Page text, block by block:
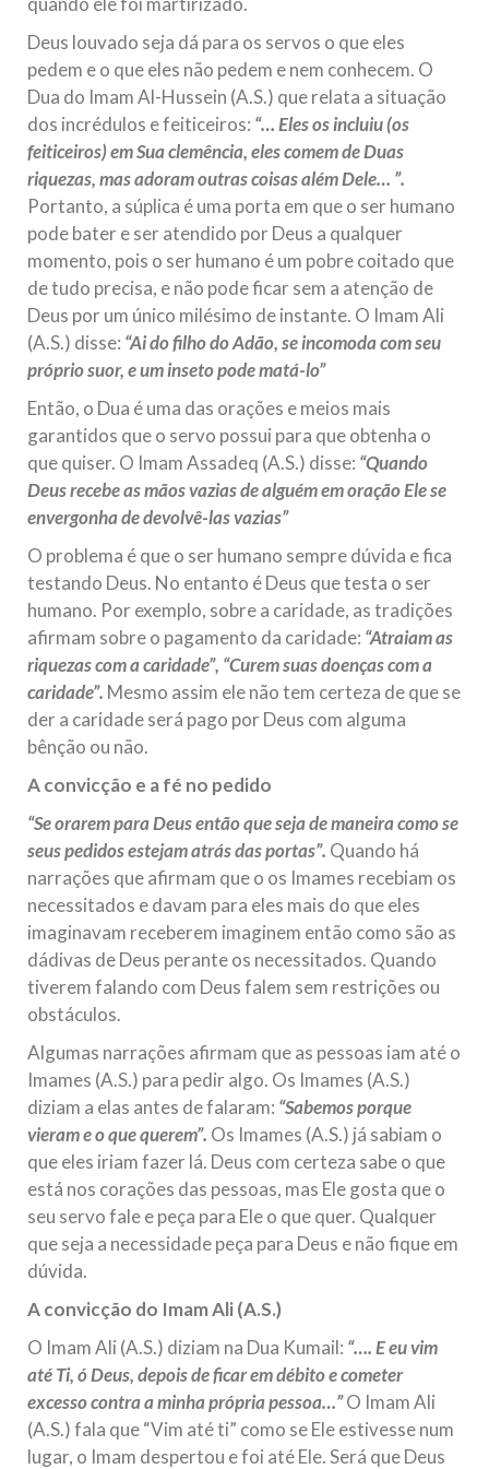
Deus louvado seja dá para os servos o que eles
pedem e o que eles não pedem e nem conhecem. O
Dua do Imam Al-Hussein (A.S.) que relata a situação
dos incrédulos e feiticeiros: “… Eles os incluiu (os
feiticeiros) em Sua clemência, eles comem de Duas
riquezas, mas adoram outras coisas além Dele… ”.
Portanto, a súplica é uma porta em que o ser humano
pode bater e ser atendido por Deus a qualquer
momento, pois o ser humano é um pobre coitado que
de tudo precisa, e não pode ficar sem a atenção de
Deus por um único milésimo de instante. O Imam Ali
(A.S.) disse: “Ai do filho do Adão, se incomoda com seu
próprio suor, e um inseto pode matá-lo”
Então, o Dua é uma das orações e meios mais
garantidos que o servo possui para que obtenha o
que quiser. O Imam Assadeq (A.S.) disse: “Quando
Deus recebe as mãos vazias de alguém em oração Ele se
envergonha de devolvê-las vazias”
O problema é que o ser humano sempre dúvida e fica
testando Deus. No entanto é Deus que testa o ser
humano. Por exemplo, sobre a caridade, as tradições
afirmam sobre o pagamento da caridade: “Atraiam as
riquezas com a caridade”, “Curem suas doenças com a
caridade”. Mesmo assim ele não tem certeza de que se
der a caridade será pago por Deus com alguma
bênção ou não.
A convicção e a fé no pedido
“Se orarem para Deus então que seja de maneira como se
seus pedidos estejam atrás das portas”. Quando há
narrações que afirmam que o os Imames recebiam os
necessitados e davam para eles mais do que eles
imaginavam receberem imaginem então como são as
dádivas de Deus perante os necessitados. Quando
tiverem falando com Deus falem sem restrições ou
obstáculos.
Algumas narrações afirmam que as pessoas iam até o
Imames (A.S.) para pedir algo. Os Imames (A.S.)
diziam a elas antes de falaram: “Sabemos porque
vieram e o que querem”. Os Imames (A.S.) já sabiam o
que eles iriam fazer lá. Deus com certeza sabe o que
está nos corações das pessoas, mas Ele gosta que o
seu servo fale e peça para Ele o que quer. Qualquer
que seja a necessidade peça para Deus e não fique em
dúvida.
A convicção do Imam Ali (A.S.)
O Imam Ali (A.S.) diziam na Dua Kumail: “…. E eu vim
até Ti, ó Deus, depois de ficar em débito e cometer
excesso contra a minha própria pessoa…”O Imam Ali
(A.S.) fala que “Vim até ti” como se Ele estivesse num
lugar, o Imam despertou e foi até Ele. Será que Deus